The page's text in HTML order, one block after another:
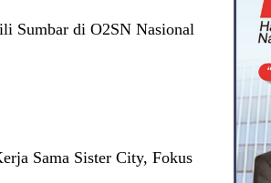
Sumbar di O2SN Nasional
Sama Sister City, Fokus